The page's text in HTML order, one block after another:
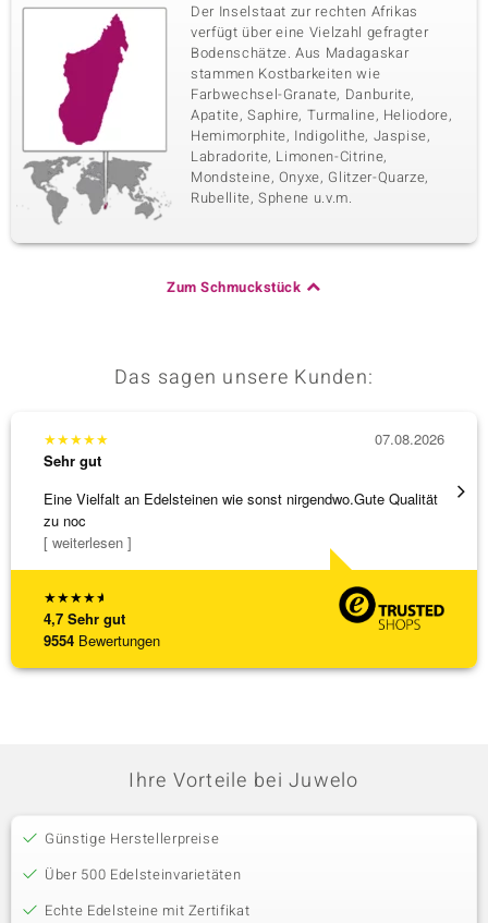
Der Inselstaat zur rechten Afrikas
verfügt über eine Vielzahl gefragter
Bodenschätze. Aus Madagaskar
stammen Kostbarkeiten wie
Farbwechsel-Granate, Danburite,
Apatite, Saphire, Turmaline, Heliodore,
Hemimorphite, Indigolithe, Jaspise,
Labradorite, Limonen-Citrine,
Mondsteine, Onyxe, Glitzer-Quarze,
Rubellite, Sphene u.v.m.
Zum Schmuckstück
Das sagen unsere Kunden:
★★★★★
4,7 Sehr gut
9554 Bewertungen
★★★★★
Sehr gut
Eine Vielfalt an Edelsteinen wie sonst nirgendwo.Gute Qualität
zu noc
[ weiterlesen ]
07.08.2026
Ihre Vorteile bei Juwelo
Günstige Herstellerpreise
Über 500 Edelsteinvarietäten
Echte Edelsteine mit Zertifikat